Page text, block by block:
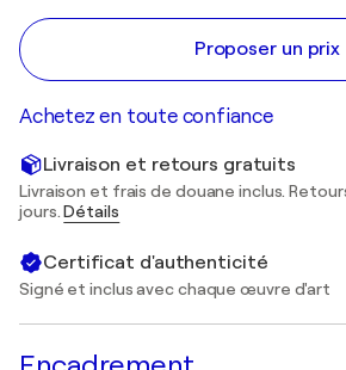
Proposer un prix
Achetez en toute confiance
Livraison et retours gratuits
Livraison et frais de douane inclus.
jours.Détails
Certificat d'authenticité
Signé et inclus avec chaque œuvre d'art